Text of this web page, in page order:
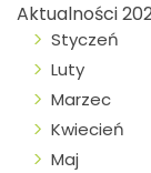
Aktualności
Styczeń
Luty
Marzec
Kwiecień
Maj